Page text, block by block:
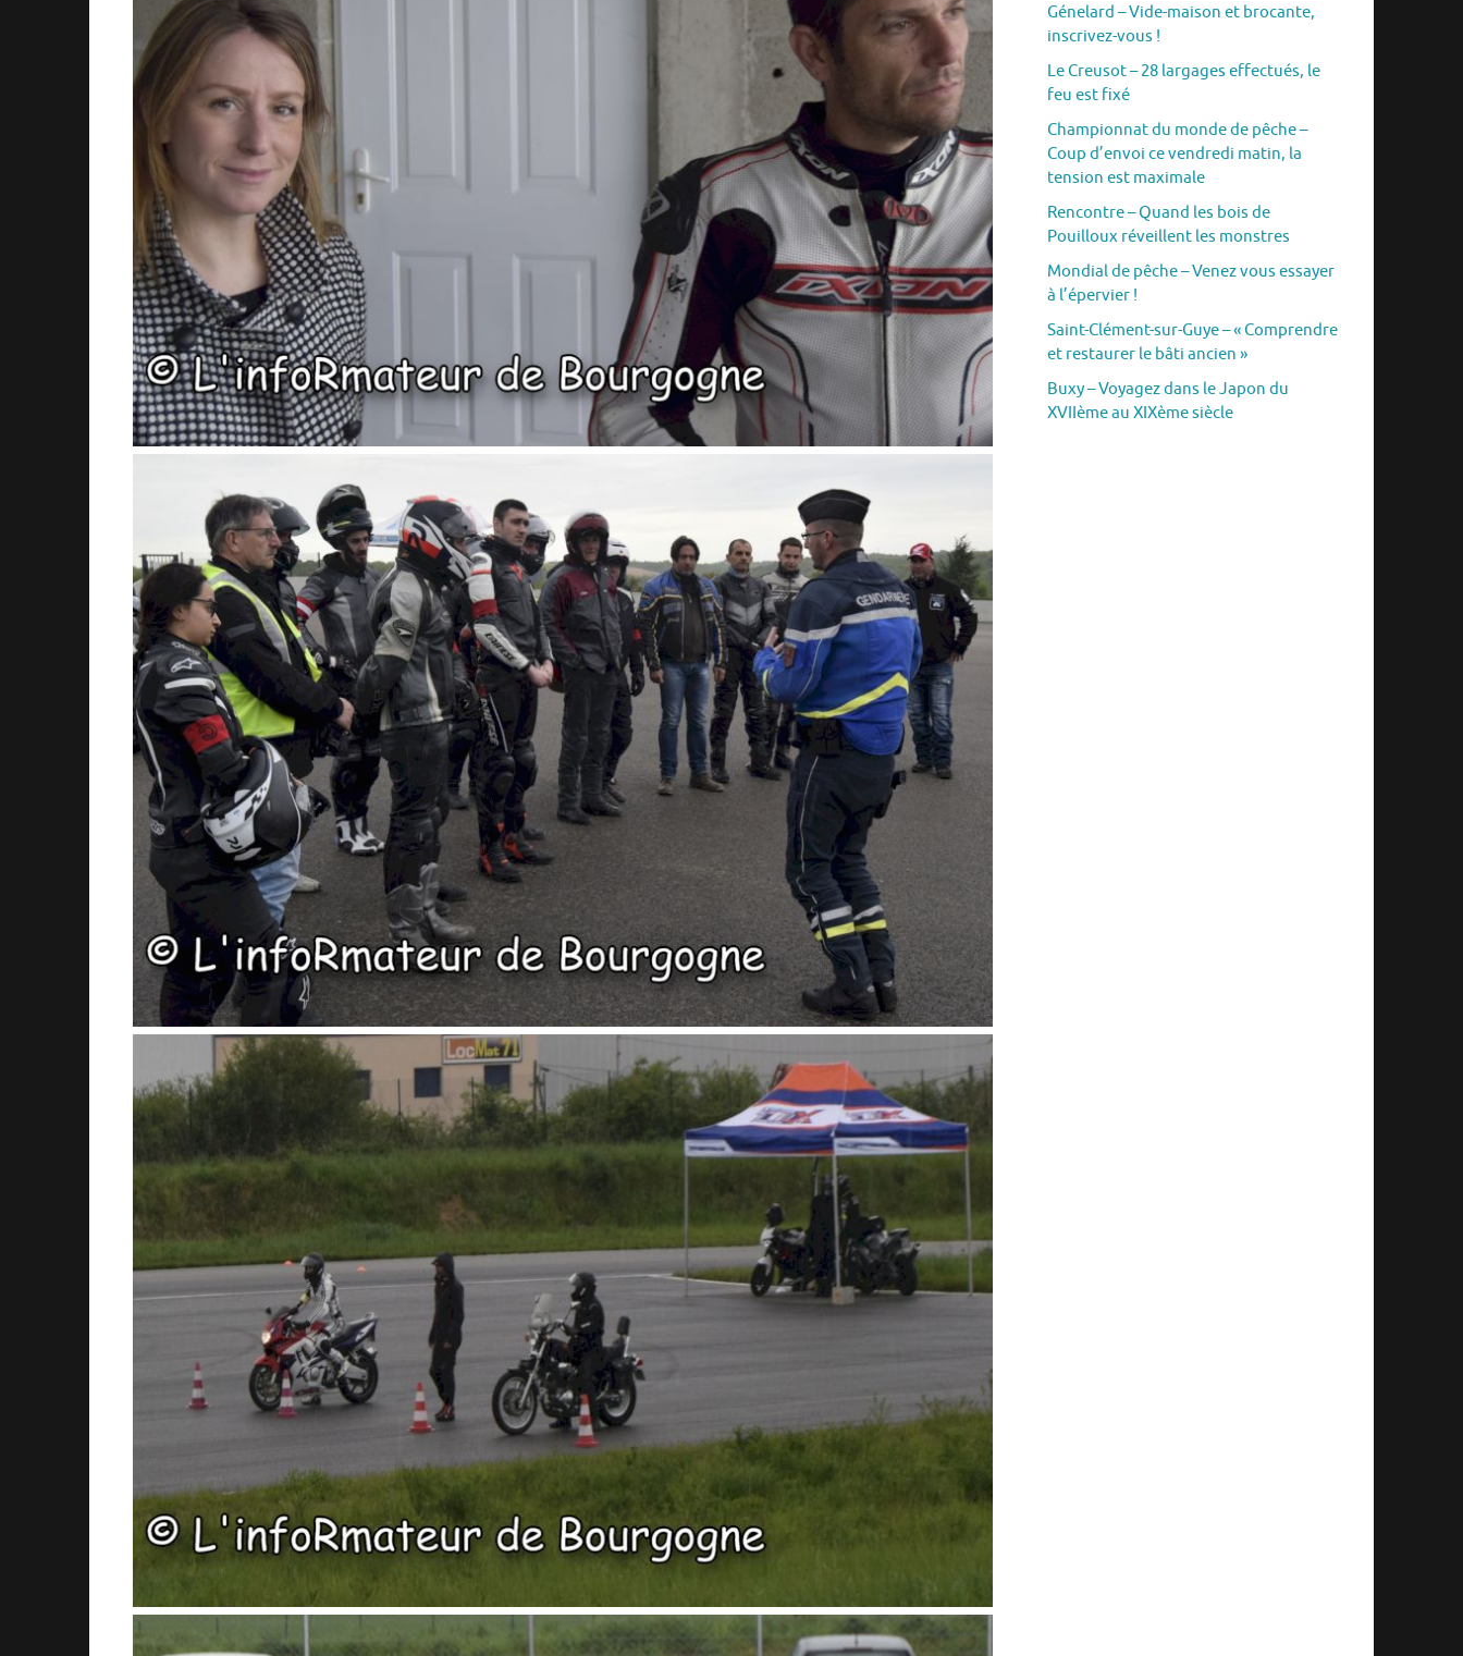
Génelard – Vide-maison et brocante,
inscrivez-vous !
Le Creusot – 28 largages effectués, le
feu est fixé
Championnat du monde de pêche –
Coup d’envoi ce vendredi matin, la
tension est maximale
Rencontre – Quand les bois de
Pouilloux réveillent les monstres
Mondial de pêche – Venez vous essayer
à l’épervier !
Saint-Clément-sur-Guye – « Comprendre
et restaurer le bâti ancien »
Buxy – Voyagez dans le Japon du
XVIIème au XIXème siècle